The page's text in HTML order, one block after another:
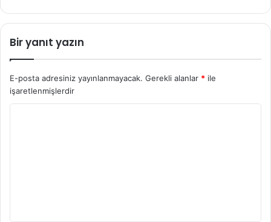
Bir yanıt yazın
E-posta adresiniz yayınlanmayacak. Gerekli alanlar * ile
işaretlenmişlerdir